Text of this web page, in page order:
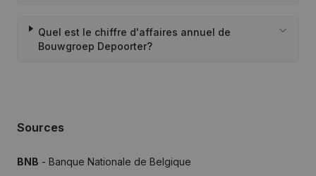
Quel est le chiffre d'affaires annuel de
Bouwgroep Depoorter?
Sources
BNB - Banque Nationale de Belgique